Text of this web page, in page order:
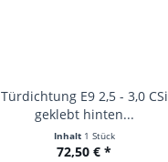
Türdichtung E9 2,5 - 3,0 CSi
geklebt hinten...
Inhalt 1 Stück
72,50 € *